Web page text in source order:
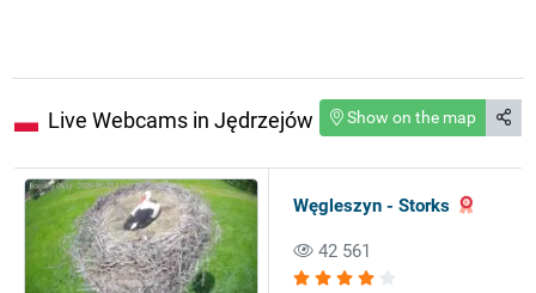
Live Webcams in Jędrzejów Show on the map
Węgleszyn - Storks
42 561